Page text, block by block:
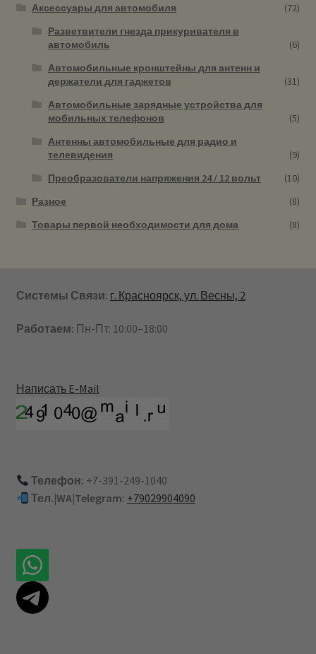
Аксессуары для автомобиля
(72)
Разветвители гнезда прикуривателя в
автомобиль
(6)
Автомобильные кронштейны для антенн и
держатели для гаджетов
(31)
Автомобильные зарядные устройства для
мобильных телефонов
(5)
Антенны автомобильные для радио и
телевидения
(9)
Преобразователи напряжения 24 / 12 вольт
(10)
Разное
(8)
Товары первой необходимости для дома
(8)
Системы Связи: г. Красноярск, ул. Весны, 2
Работаем: Пн-Пт: 10:00–18:00
Написать E-Mail
Телефон: +7-391-249-1040
Тел.|WA|Telegram: +79029904090